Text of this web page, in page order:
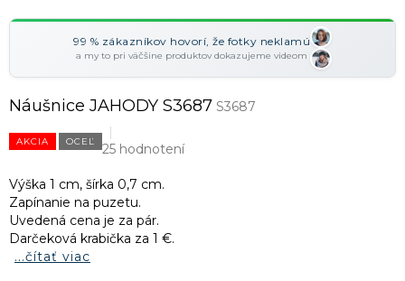
99 % zákazníkov hovorí, že fotky neklamú
a my to pri väčšine produktov dokazujeme videom
Náušnice JAHODY S3687 S3687
AKCIA OCEĽ 25 hodnotení
Výška 1 cm, šírka 0,7 cm.
Zapínanie na puzetu.
Uvedená cena je za pár.
Darčeková krabička za 1 €.
...čítať viac